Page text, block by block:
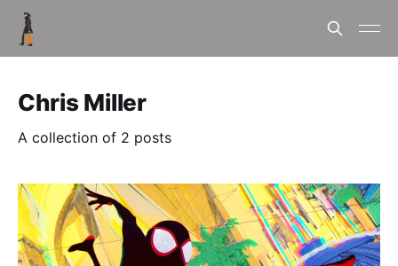
Chris Miller
A collection of 2 posts